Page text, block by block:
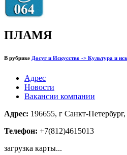
ПЛАМЯ
В рубрике Досуг и Искусство -> Культура и
Адрес
Новости
Вакансии компании
Адрес: 196655, г Санкт-
Телефон: +7(812)4615013
загрузка карты...